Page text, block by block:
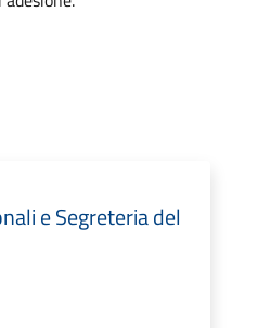
e Segreteria del